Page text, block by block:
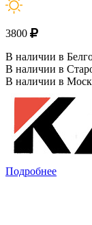
3800
В наличии в
В наличии в
В наличии в
Подробнее